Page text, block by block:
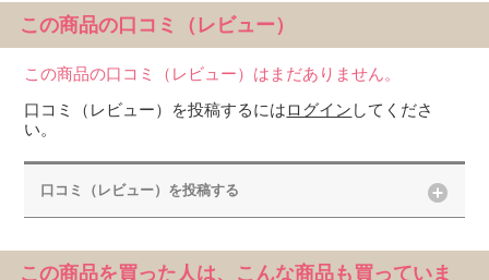
この商品の口コミ（レビュー）
この商品の口コミ（レビュー）はまだありません。
口コミ（レビュー）を投稿するにはログイン してくださ
い。
口コミ（レビュー）を投稿する
この商品を買った人は、こんな商品も買っていま